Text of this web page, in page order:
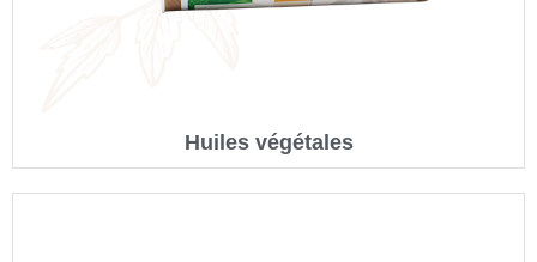
Huiles végétales